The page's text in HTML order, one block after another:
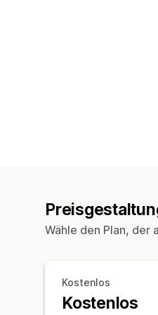
Wähle den Plan, der
Kostenlos
Kostenlos